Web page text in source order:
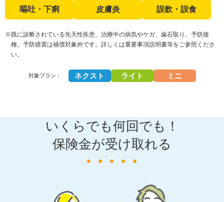
嘔吐・下痢 皮膚炎 誤飲・誤食
※既に診断されている先天性疾患、治療中の病気やケガ、歯石取り、予防接
種、予防措置は補償対象外です。詳しくは重要事項説明書等をご参照くださ
い。
対象プラン： ネクスト ライト ミニ
いくらでも何回でも！
保険金が受け取れる